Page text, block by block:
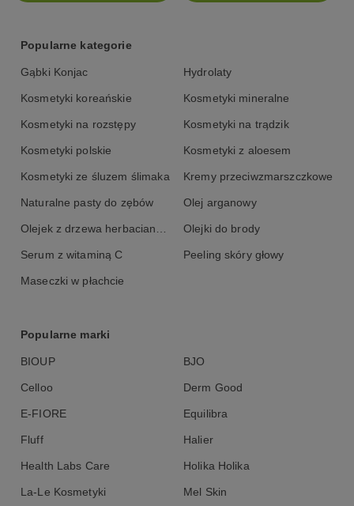
Popularne kategorie
Gąbki Konjac Hydrolaty
Kosmetyki koreańskie Kosmetyki mineralne
Kosmetyki na rozstępy Kosmetyki na trądzik
Kosmetyki polskie Kosmetyki z aloesem
Kosmetyki ze śluzem ślimaka Kremy przeciwzmarszczkowe
Naturalne pasty do zębów Olej arganowy
Olejek z drzewa herbacianego Olejki do brody
Serum z witaminą C Peeling skóry głowy
Maseczki w płachcie
Popularne marki
BIOUP BJO
Celloo Derm Good
E-FIORE Equilibra
Fluff Halier
Health Labs Care Holika Holika
La-Le Kosmetyki Mel Skin